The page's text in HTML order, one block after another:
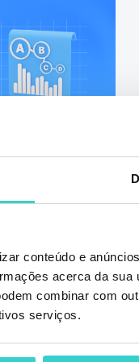
conteúdo e
acerca da
combinar com
serviços.
will
tools
phones is